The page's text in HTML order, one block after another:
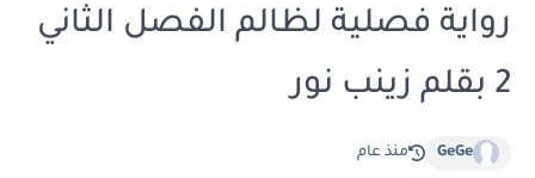
رواية فصلية لظالم الفصل الثاني
2 بقلم زينب نور
GeGe منذ عام